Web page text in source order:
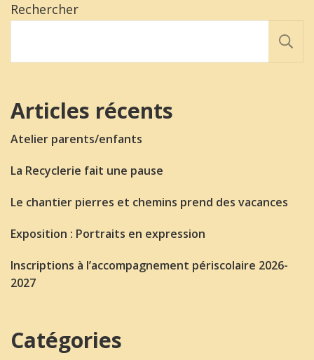
Rechercher
Articles récents
Atelier parents/enfants
La Recyclerie fait une pause
Le chantier pierres et chemins prend des vacances
Exposition : Portraits en expression
Inscriptions à l’accompagnement périscolaire 2026-
2027
Catégories